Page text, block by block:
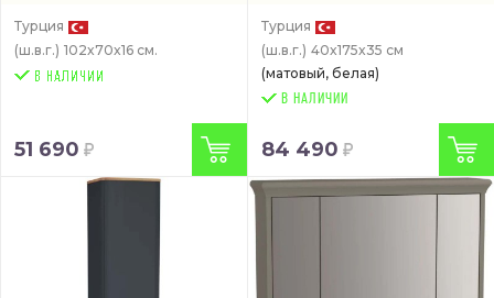
Турция
(ш.в.г.) 102x70x16 см.
51 690
Турция
(ш.в.г.) 40x175x35 см
(матовый, белая)
В НАЛИЧИИ
84 490